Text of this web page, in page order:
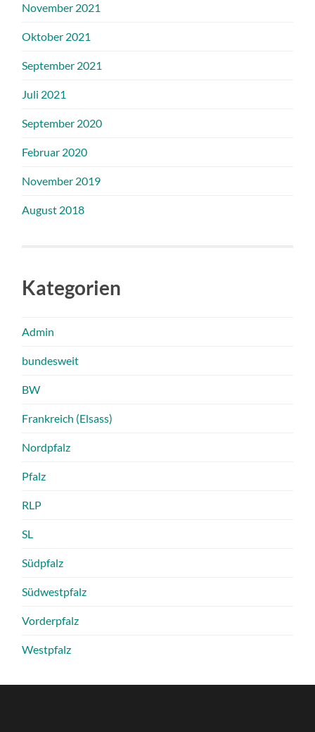
November 2021
Oktober 2021
September 2021
Juli 2021
September 2020
Februar 2020
November 2019
August 2018
Kategorien
Admin
bundesweit
BW
Frankreich (Elsass)
Nordpfalz
Pfalz
RLP
SL
Südpfalz
Südwestpfalz
Vorderpfalz
Westpfalz